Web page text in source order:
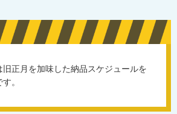
旧正月を加味した納品スケジュールを
。